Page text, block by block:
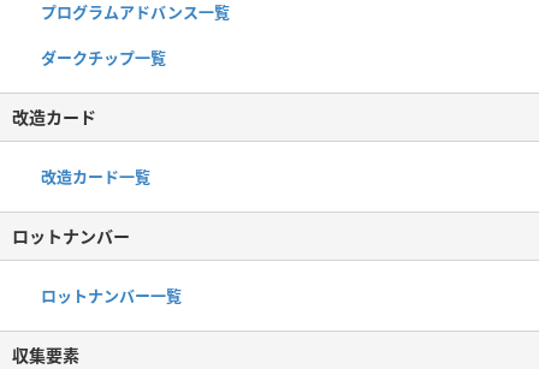
プログラムアドバンス一覧
ダークチップ一覧
改造カード
改造カード一覧
ロットナンバー
ロットナンバー一覧
収集要素